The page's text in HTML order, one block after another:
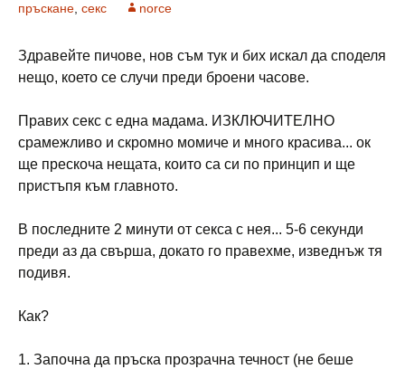
пръскане секс norce
Здравейте пичове, нов съм тук и бих искал да споделя
нещо, което се случи преди броени часове.
Правих секс с една мадама. ИЗКЛЮЧИТЕЛНО
срамежливо и скромно момиче и много красива... ок
ще прескоча нещата, които са си по принцип и ще
пристъпя към главното.
В последните 2 минути от секса с нея... 5-6 секунди
преди аз да свърша, докато го правехме, изведнъж тя
подивя.
Как?
1. Започна да пръска прозрачна течност (не беше